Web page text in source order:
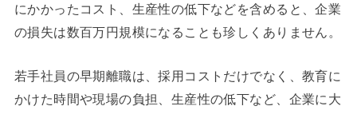
にかかったコスト、生産性の低下などを含めると、企業
の損失は数百万円規模になることも珍しくありません。
若手社員の早期離職は、採用コストだけでなく、教育に
かけた時間や現場の負担、生産性の低下など、企業に大